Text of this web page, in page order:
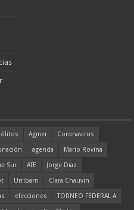
Agmer
Coronavirus
agenda
Mario Rovina
Sur ATE
Jorge Díaz
Urribarri
Clara Chauvín
elecciones
TORNEO FEDERAL A